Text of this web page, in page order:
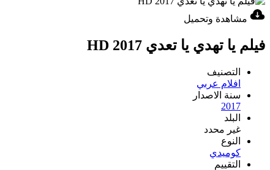
مشاهدة وتحميل
فيلم يا تهدي يا تعدي 2017 HD
التصنيف
افلام عربي
سنة الاصدار
2017
البلد
غير محدد
النوع
كوميدي
التقييم